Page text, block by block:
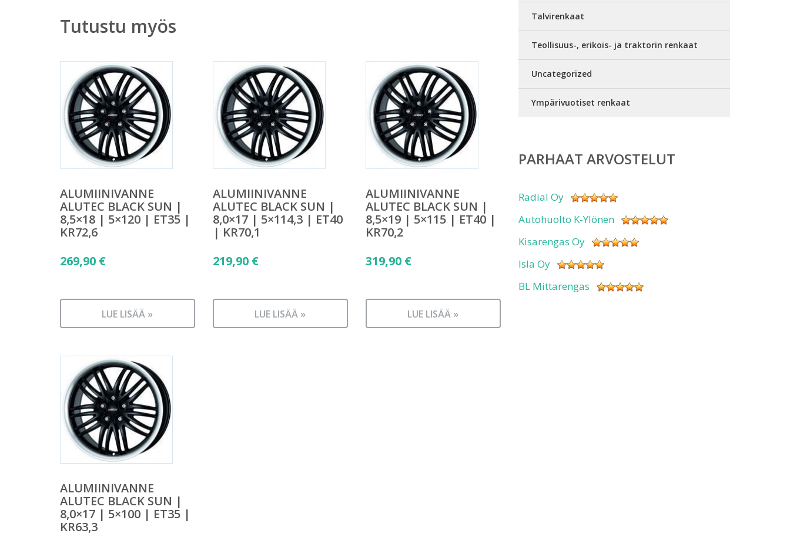
Tutustu myös
ALUMIINIVANNE
ALUTEC BLACK SUN |
8,5×18 | 5×120 | ET35 |
KR72,6
269,90 €
LUE LISÄÄ »
ALUMIINIVANNE
ALUTEC BLACK SUN |
8,0×17 | 5×114,3 | ET40
| KR70,1
219,90 €
LUE LISÄÄ »
ALUMIINIVANNE
ALUTEC BLACK SUN |
8,5×19 | 5×115 | ET40 |
KR70,2
319,90 €
LUE LISÄÄ »
ALUMIINIVANNE
ALUTEC BLACK SUN |
8,0×17 | 5×100 | ET35 |
KR63,3
Talvirenkaat
Teollisuus-, erikois- ja traktorin renkaat
Uncategorized
Ympärivuotiset renkaat
PARHAAT ARVOSTELUT
Radial Oy
Autohuolto K-Ylönen
Kisarengas Oy
Isla Oy
BL Mittarengas